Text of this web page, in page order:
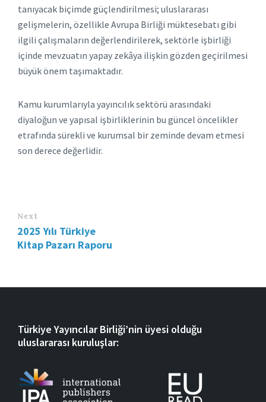
tanıyacak biçimde güçlendirilmesi; uluslararası
gelişmelerin, özellikle Avrupa Birliği müktesebatı gibi
ilgili çalışmaların değerlendirilerek, sektörle işbirliği
içinde mevzuatın yapay zekâya ilişkin gözden geçirilmesi
büyük önem taşımaktadır.
Kamu kurumlarıyla yayıncılık sektörü arasındaki
diyaloğun ve yapısal işbirliklerinin bu güncel öncelikler
etrafında sürekli ve kurumsal bir zeminde devam etmesi
son derece değerlidir.
Next
2025 Yılı Türkiye
Kitap Pazarı Raporu
Türkiye Yayıncılar Birliği’nin üyesi olduğu
uluslararası kuruluşlar: